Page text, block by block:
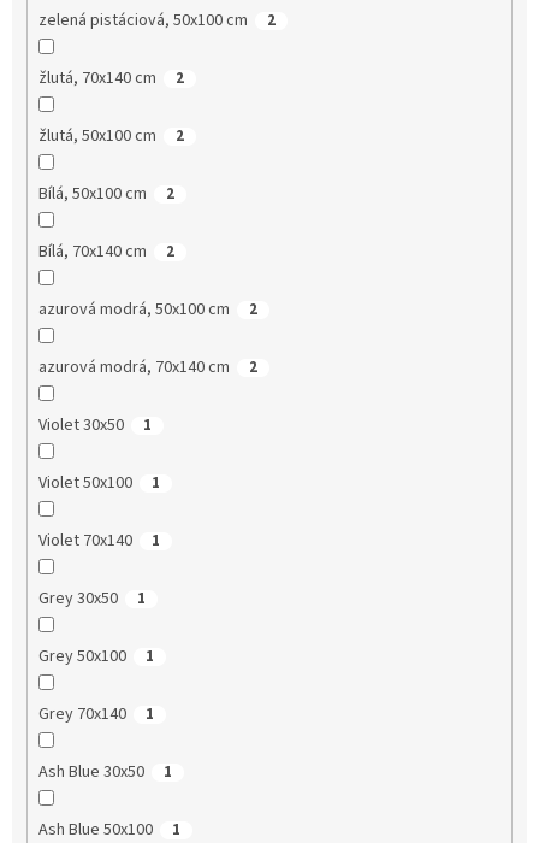
zelená pistáciová, 50x100 cm 2
žlutá, 70x140 cm 2
žlutá, 50x100 cm 2
Bílá, 50x100 cm 2
Bílá, 70x140 cm 2
azurová modrá, 50x100 cm 2
azurová modrá, 70x140 cm 2
Violet 30x50 1
Violet 50x100 1
Violet 70x140 1
Grey 30x50 1
Grey 50x100 1
Grey 70x140 1
Ash Blue 30x50 1
Ash Blue 50x100 1